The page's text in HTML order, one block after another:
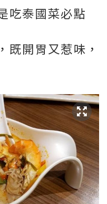
吃泰國菜必點
既開胃又惹味，